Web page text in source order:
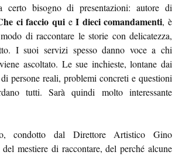
certo bisogno di presentazioni: autore di
ci faccio qui eI dieci comandamenti, è
di raccontare le storie con delicatezza,
I suoi servizi spesso danno voce a chi
ascoltato. Le sue inchieste, lontane dai
persone reali, problemi concreti e questioni
tutti. Sarà quindi molto interessante
condotto dal Direttore Artistico Gino
mestiere di raccontare, del perché alcune